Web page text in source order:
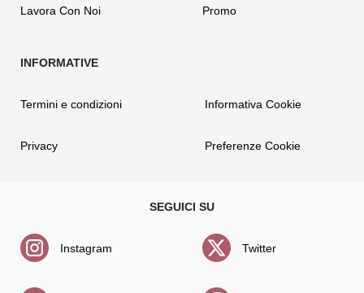
Lavora Con Noi Promo
Termini e condizioni
Privacy
Informativa Cookie
Preferenze Cookie
Instagram Twitter